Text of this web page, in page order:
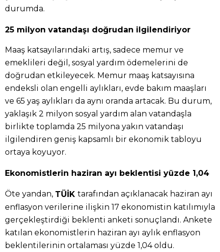
durumda.
25 milyon vatandaşı doğrudan ilgilendiriyor
Maaş katsayılarındaki artış, sadece memur ve
emeklileri değil, sosyal yardım ödemelerini de
doğrudan etkileyecek. Memur maaş katsayısına
endeksli olan engelli aylıkları, evde bakım maaşları
ve 65 yaş aylıkları da aynı oranda artacak. Bu durum,
yaklaşık 2 milyon sosyal yardım alan vatandaşla
birlikte toplamda 25 milyona yakın vatandaşı
ilgilendiren geniş kapsamlı bir ekonomik tabloyu
ortaya koyuyor.
Ekonomistlerin haziran ayı beklentisi yüzde 1,04
Öte yandan, TÜİK tarafından açıklanacak haziran ayı
enflasyon verilerine ilişkin 17 ekonomistin katılımıyla
gerçekleştirdiği beklenti anketi sonuçlandı. Ankete
katılan ekonomistlerin haziran ayı aylık enflasyon
beklentilerinin ortalaması yüzde 1,04 oldu.